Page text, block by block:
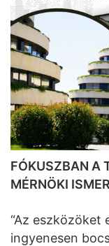
FÓKUSZBAN A
MÉRNÖKI
“Az
ingyenesen